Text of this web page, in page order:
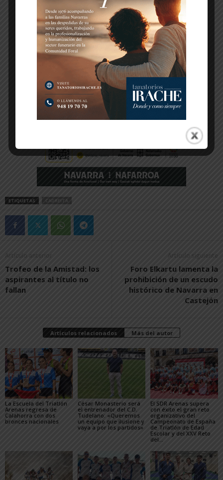
-- Publicidad --
ETIQUETAS CADREITA
Artículo anterior
Trofeo de la Amistad: los
aspirantes al título no
fallan
Artículo siguiente
Foro Elkartu lamenta la
prohibición de un escudo
histórico de Navarra en
Castejón
Artículos relacionados Más del autor
La Escuela del Triatlón
Arenas regresa de
Calahorra con dos
bronces nacionales
César Monasterio será
el entrenador del C.D.
Tudelano: «Queremos
un equipo que ilusione y
vaya a por los partidos»
El SDR Arenas supera
con éxito el gran reto
organizativo del
Campeonato de España
de Triatlón de Edad
Escolar y del XXV Reto
del...